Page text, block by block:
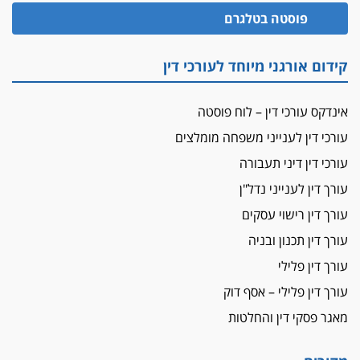
הזכות לטנף
מאסר לעורך הדין
פיקטיביות בשם פלסטינים
על המידתיות
ביה"ד המשמעתי ביטל השעיה לצמיתות של
עורכת-דין שהביעה שמחה ב-7 באוקטובר
אשם
עו"ד הלל בבייב הורשע בהונאת עשרות לקוחות,
ההסדר: 7-9 שנות מאסר
דין ומקרקעין
עורך דין ברמת השרון נחקר בחשד למרמה בעסקת
תובעת משטרתית פוטרה בחשד לעישון סמים
פוסטה בטלגרם
קידום אורגני מיוחד לעורכי דין
אינדקס עורכי דין – לוח פוסטה
עורכי דין לענייני משפחה מומלצים
עורכי דין דיני תעבורה
עורך דין לענייני נדל"ן
עורך דין רישוי עסקים
עורך דין תכנון ובניה
עורך דין פלילי
עורך דין פלילי – אסף דוק
מאגר פסקי דין והחלטות